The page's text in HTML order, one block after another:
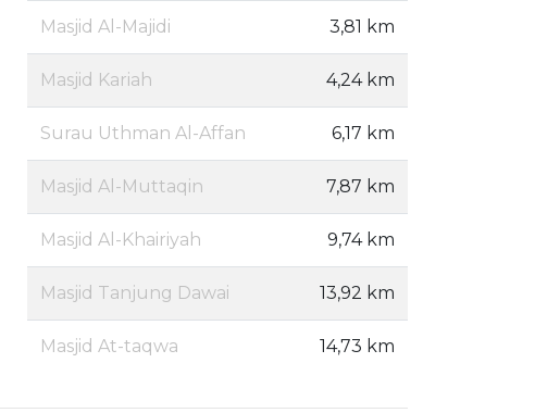
Masjid Al-Majidi 3,81 km
Masjid Kariah 4,24 km
Surau Uthman Al-Affan 6,17 km
Masjid Al-Muttaqin 7,87 km
Masjid Al-Khairiyah 9,74 km
Masjid Tanjung Dawai 13,92 km
Masjid At-taqwa 14,73 km